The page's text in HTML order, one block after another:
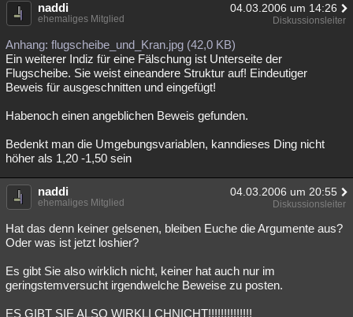
naddi 04.03.2006 um 14:26
ehemaliges Mitglied Diskussionsleiter
Anhang: flugscheibe_und_Kran.jpg (42,0 KB)
Ein weiterer Indiz für eine Fälschung ist Unterseite der
Flugscheibe. Sie weist eineandere Struktur auf! Eindeutiger
Beweis für ausgeschnitten und eingefügt!
Habenoch einen angeblichen Beweis gefunden.
Bedenkt man die Umgebungsvariablen, kanndieses Ding nicht
höher als 1,20 -1,50 sein
naddi 04.03.2006 um 20:55
ehemaliges Mitglied Diskussionsleiter
Hat das denn keiner gelsenen, bleiben Euche die Argumente aus?
Oder was ist jetzt loshier?
Es gibt Sie also wirklich nicht, keiner hat auch nur im
geringstemversucht irgendwelche Beweise zu posten.
ES GIBT SIE ALSO WIRKLI CHNICHT!!!!!!!!!!!!!!